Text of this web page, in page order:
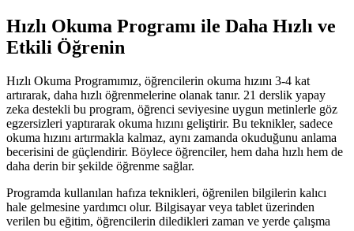
Hızlı Okuma Programı ile Daha Hızlı ve
Etkili Öğrenin
Hızlı Okuma Programımız, öğrencilerin okuma hızını 3-4 kat
artırarak, daha hızlı öğrenmelerine olanak tanır. 21 derslik yapay
zeka destekli bu program, öğrenci seviyesine uygun metinlerle göz
egzersizleri yaptırarak okuma hızını geliştirir. Bu teknikler, sadece
okuma hızını artırmakla kalmaz, aynı zamanda okuduğunu anlama
becerisini de güçlendirir. Böylece öğrenciler, hem daha hızlı hem de
daha derin bir şekilde öğrenme sağlar.
Programda kullanılan hafıza teknikleri, öğrenilen bilgilerin kalıcı
hale gelmesine yardımcı olur. Bilgisayar veya tablet üzerinden
verilen bu eğitim, öğrencilerin diledikleri zaman ve yerde çalışma